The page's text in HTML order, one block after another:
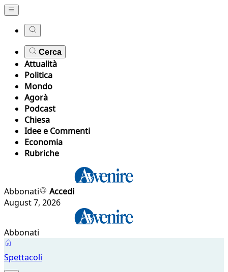
Cerca
Attualità
Politica
Mondo
Agorà
Podcast
Chiesa
Idee e Commenti
Economia
Rubriche
Abbonati
Accedi
August 7, 2026
Abbonati
Spettacoli